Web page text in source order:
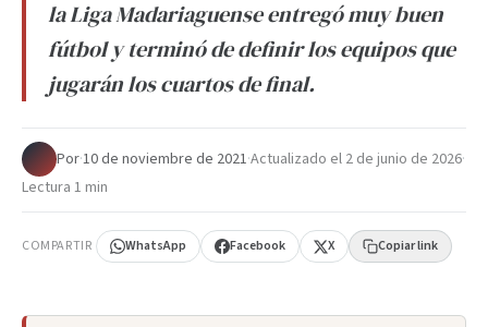
la Liga Madariaguense entregó muy buen
fútbol y terminó de definir los equipos que
jugarán los cuartos de final.
Por·10 de noviembre de 2021·Actualizado el 2 de junio de 2026·
Lectura 1 min
COMPARTIR WhatsApp Facebook X Copiar link